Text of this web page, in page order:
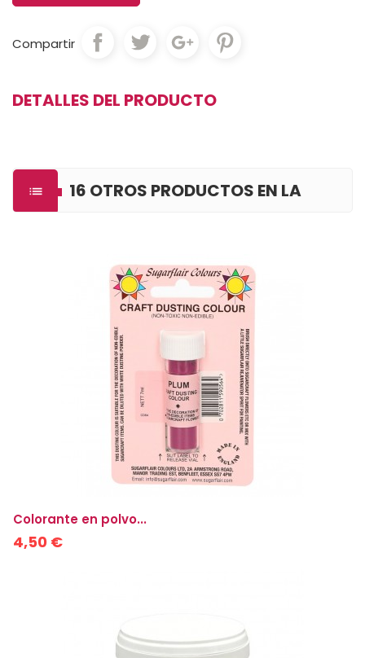
Compartir
DETALLES DEL PRODUCTO

16 OTROS PRODUCTOS EN LA
Colorante en polvo...
4,50 €